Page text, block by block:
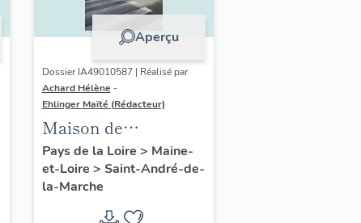
Aperçu
Dossier IA49010587 | Réalisé par
Achard Hélène -
Ehlinger Maïté (Rédacteur)
Maison de
l'industriel Olivier
Durand, fondateur
de l'Usine Durand-
Chéné, 25 rue de la
Pays de la Loire > Maine-
et-Loire > Saint-André-de-
la-Marche